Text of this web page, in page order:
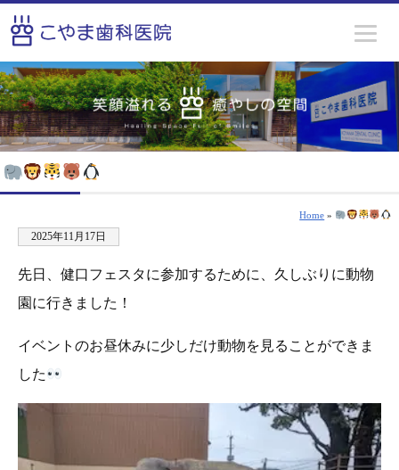
Home »
2025年11月17日
先日、健口フェスタに参加するために、久しぶりに動物
園に行きました！
イベントのお昼休みに少しだけ動物を見ることができま
した